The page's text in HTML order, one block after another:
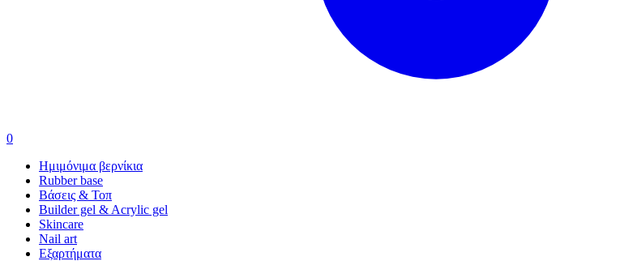
0
Ημιμόνιμα βερνίκια
Rubber base
Βάσεις & Τοπ
Builder gel & Acrylic gel
Skincare
Nail art
Εξαρτήματα